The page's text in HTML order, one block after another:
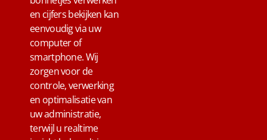
en cijfers bekijken kan
eenvoudig via uw
computer of
smartphone. Wij
zorgen voor de
controle, verwerking
en optimalisatie van
uw administratie,
terwijl u realtime